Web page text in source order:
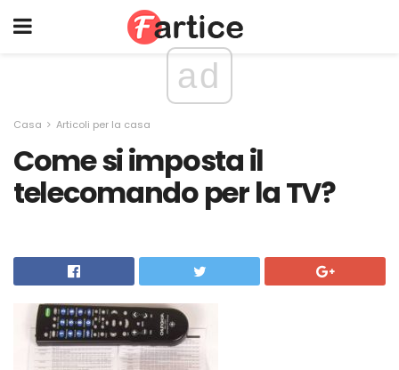
ad
Casa Articoli per la casa
Come si imposta il
telecomando per la TV?